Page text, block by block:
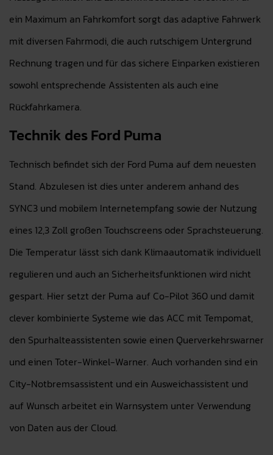
ein Maximum an Fahrkomfort sorgt das adaptive Fahrwerk
mit diversen Fahrmodi, die auch rutschigem Untergrund
Rechnung tragen und für das sichere Einparken existieren
sowohl entsprechende Assistenten als auch eine
Rückfahrkamera.
Technik des Ford Puma
Technisch befindet sich der Ford Puma auf dem neuesten
Stand. Abzulesen ist dies unter anderem anhand des
SYNC3 und mobilem Internetempfang sowie der Nutzung
eines 12,3 Zoll großen Touchscreens oder Sprachsteuerung.
Die Temperatur lässt sich dank Klimaautomatik individuell
regulieren und auch an Sicherheitsfunktionen wird nicht
gespart. Hier setzt der Puma auf Co-Pilot 360 und damit
clever kombinierte Systeme wie das ACC mit Tempomat,
den Spurhalteassistenten sowie einen Querverkehrswarner
und einen Toter-Winkel-Warner. Auch vorhanden sind ein
City-Notbremsassistent und ein Ausweichassistent und
auf Wunsch arbeitet ein Warnsystem unter Verwendung
von Daten aus der Cloud.